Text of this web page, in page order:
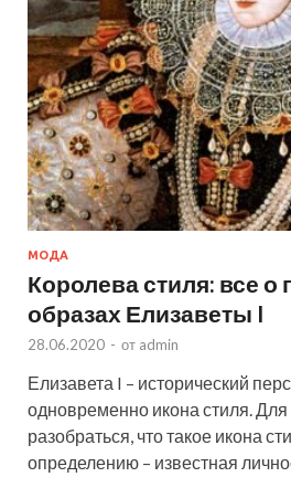
МОДА
Королева стиля: все о
образах Елизаветы I
28.06.2020 - от admin
Елизавета I – исторический
одновременно икона стиля.
разобраться, что такое икона
определению – известная